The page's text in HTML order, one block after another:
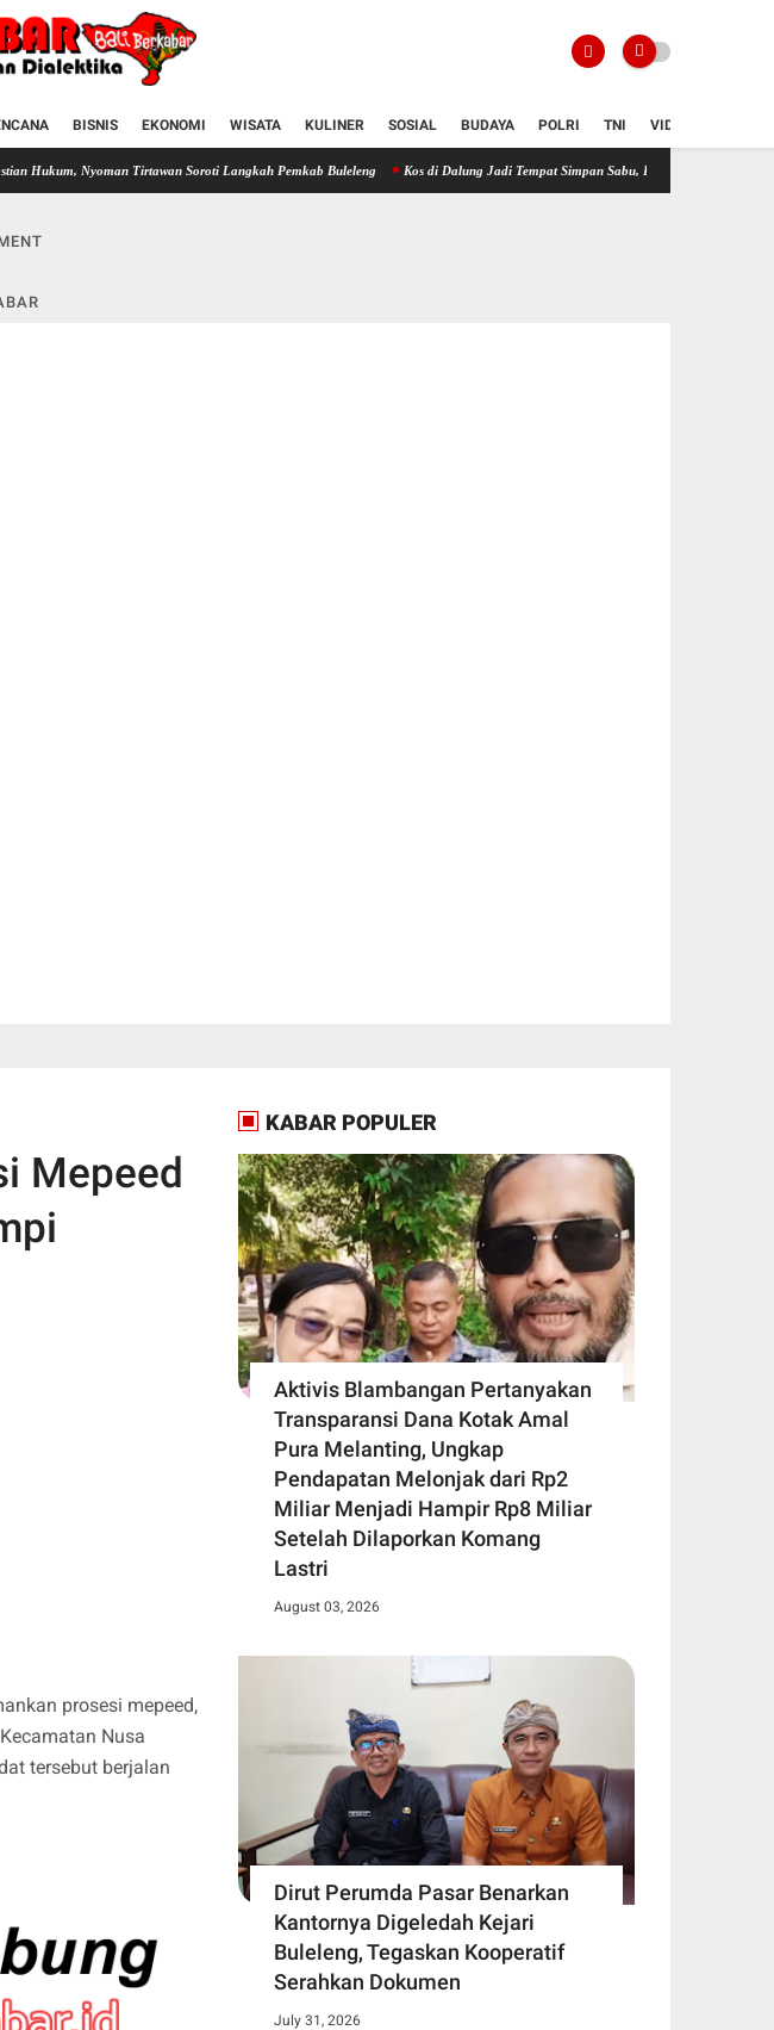
BISNIS EKONOMI WISATA KULINER SOSIAL BUDAYA POLRI TNI VIDIO
Tirtawan Soroti Langkah Pemkab Buleleng Kos di Dalung Jadi Tempat Simpan Sabu, Pria Ini Ditangkap Polisi dengan
Mepeed
prosesi mepeed,
Nusa
tersebut berjalan
KABAR POPULER
Aktivis Blambangan Pertanyakan
Transparansi Dana Kotak Amal
Pura Melanting, Ungkap
Pendapatan Melonjak dari Rp2
Miliar Menjadi Hampir Rp8 Miliar
Setelah Dilaporkan Komang
Lastri
August 03, 2026
Dirut Perumda Pasar Benarkan
Kantornya Digeledah Kejari
Buleleng, Tegaskan Kooperatif
Serahkan Dokumen
July 31, 2026